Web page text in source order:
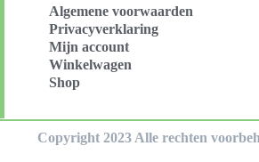
Algemene voorwaarden
Privacyverklaring
Mijn account
Winkelwagen
Shop
Copyright 2023 Alle rechten